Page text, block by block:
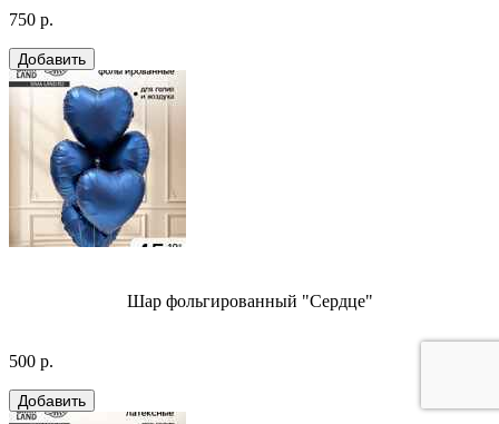
750 р.
Шар фольгированный "Сердце"
500 р.